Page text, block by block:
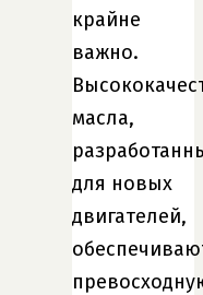
крайне
важно.
масла,
для новых
двигателей,